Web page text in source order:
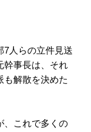
7人らの立件見送
幹事長は、それ
も解散を決めた
、これで多くの